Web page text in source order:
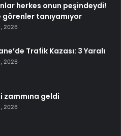
herkes onun peşindeydi!
görenler tanıyamıyor
2026
Trafik Kazası: 3 Yaralı
2026
zammına geldi
2026